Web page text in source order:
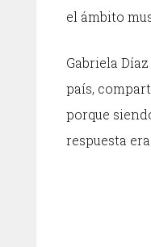
el ámbito
Gabriela
país,
porque
respuesta